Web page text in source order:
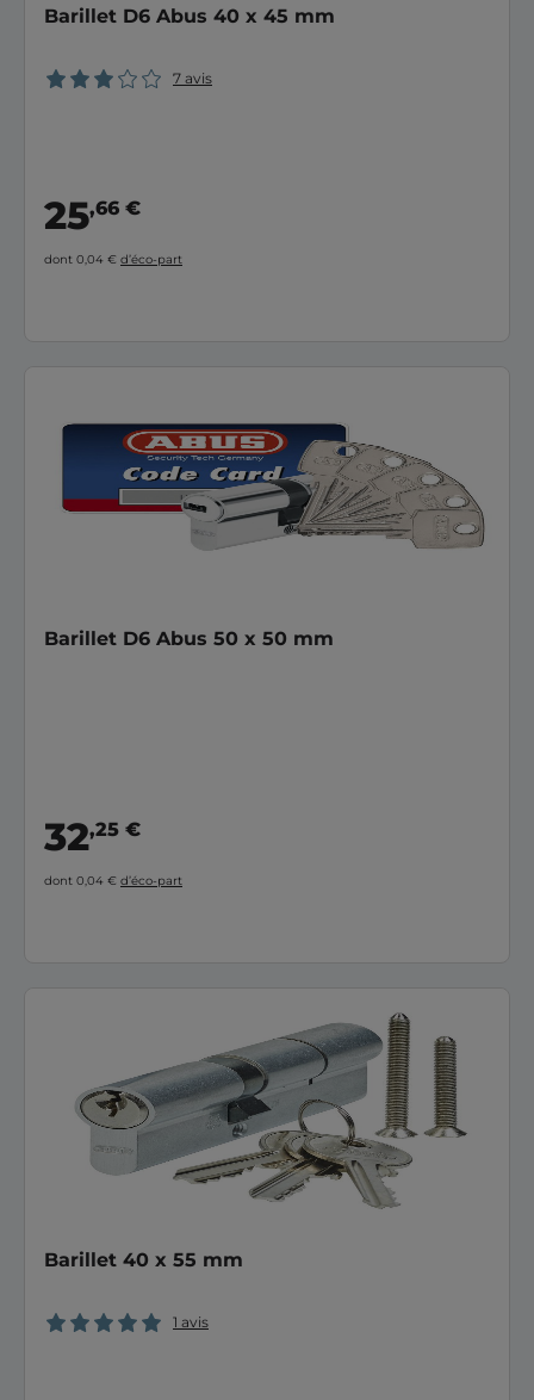
Barillet D6 Abus 40 x 45 mm
7 avis
25,66 €
dont 0,04 € d’éco-part
Barillet D6 Abus 50 x 50 mm
32,25 €
dont 0,04 € d’éco-part
Barillet 40 x 55 mm
1 avis